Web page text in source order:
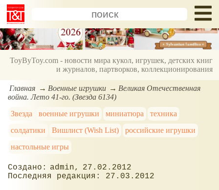
ToyByToy.com - новости мира кукол, игрушек, детских книг
и журналов, партворков, коллекционирования
Главная Военные игрушки
Великая Отечественная
война. Лето 41-го. (Звезда 6134)
Звезда
военные игрушки миниатюра
техника
солдатики
Вишлист (Wish List)
российские игрушки
настольные игры
admin
27.02.2012
27.03.2012